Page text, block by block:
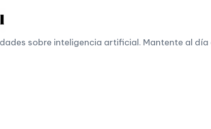
sobre inteligencia artificial. Mantente al